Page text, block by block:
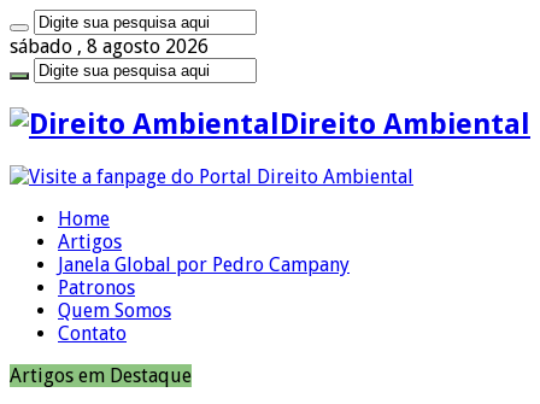
sábado , 8 agosto 2026
Direito Ambiental
Home
Artigos
Janela Global por Pedro Campany
Patronos
Quem Somos
Contato
Artigos em Destaque